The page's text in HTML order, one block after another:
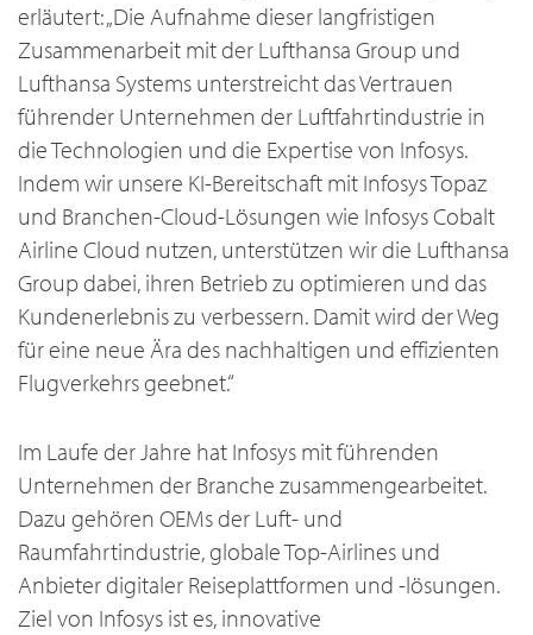
erläutert: „Die Aufnahme dieser langfristigen
Zusammenarbeit mit der Lufthansa Group und
Lufthansa Systems unterstreicht das Vertrauen
führender Unternehmen der Luftfahrtindustrie in
die Technologien und die Expertise von Infosys.
Indem wir unsere KI-Bereitschaft mit Infosys Topaz
und Branchen-Cloud-Lösungen wie Infosys Cobalt
Airline Cloud nutzen, unterstützen wir die Lufthansa
Group dabei, ihren Betrieb zu optimieren und das
Kundenerlebnis zu verbessern. Damit wird der Weg
für eine neue Ära des nachhaltigen und effizienten
Flugverkehrs geebnet.“
Im Laufe der Jahre hat Infosys mit führenden
Unternehmen der Branche zusammengearbeitet.
Dazu gehören OEMs der Luft- und
Raumfahrtindustrie, globale Top-Airlines und
Anbieter digitaler Reiseplattformen und -lösungen.
Ziel von Infosys ist es, innovative